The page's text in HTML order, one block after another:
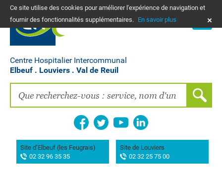
Ce site utilise des cookies pour améliorer l'expérience de navigation et
fournir des fonctionnalités supplémentaires. En savoir plus
Centre Hospitalier Intercommunal
Elbeuf . Louviers . Val de Reuil
Site d’Elbeuf (les Feugrais)
02 32 96 35 35
Site de Louviers
02 32 25 75 00
PLANS
PATIENTS, PROCHES, PROFESSIONNELS
EMPLOIS
Vos frais de santé & paiement en ligne
Recherche clinique
La Maison des femmes
Association AIMES